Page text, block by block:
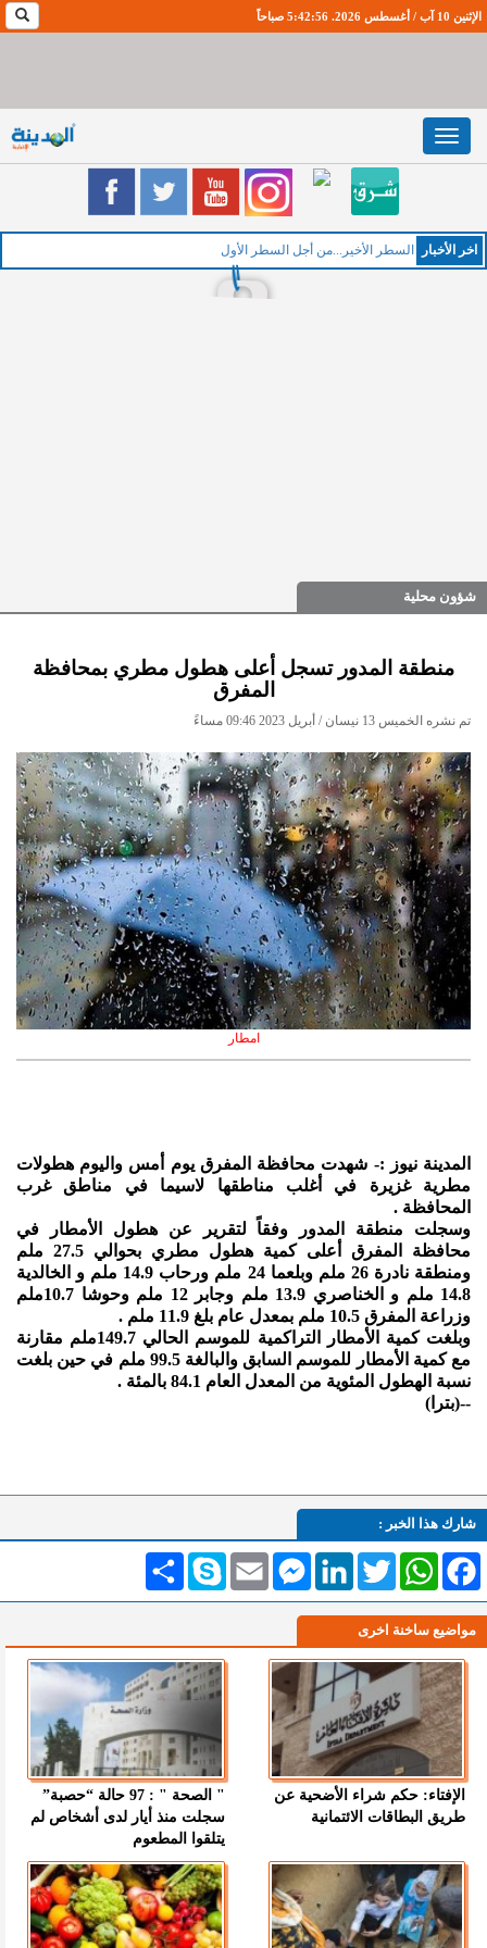
الإثنين 10 آب / أغسطس 2026. 5:42:57 صباحاً
Toggle
navigation
اخر اﻷخبار السطر الأخير...من أجل السطر الأول
شؤون محلية
منطقة المدور تسجل أعلى هطول مطري بمحافظة
المفرق
تم نشره الخميس 13 نيسان / أبريل 2023 09:46 مساءً
امطار
المدينة نيوز :- شهدت محافظة المفرق يوم أمس واليوم هطولات
مطرية غزيرة في أغلب مناطقها لاسيما في مناطق غرب
المحافظة .
وسجلت منطقة المدور وفقاً لتقرير عن هطول الأمطار في
محافظة المفرق أعلى كمية هطول مطري بحوالي 27.5 ملم
ومنطقة نادرة 26 ملم وبلعما 24 ملم ورحاب 14.9 ملم و الخالدية
14.8 ملم و الخناصري 13.9 ملم وجابر 12 ملم وحوشا 10.7ملم
وزراعة المفرق 10.5 ملم بمعدل عام بلغ 11.9 ملم .
وبلغت كمية الأمطار التراكمية للموسم الحالي 149.7ملم مقارنة
مع كمية الأمطار للموسم السابق والبالغة 99.5 ملم في حين بلغت
نسبة الهطول المئوية من المعدل العام 84.1 بالمئة .
--(بترا)
شارك هذا الخبر :
انشر Skype Email
MessengerLinkedInTwitterWhatsAppFacebook
مواضيع ساخنة اخرى
الإفتاء: حكم شراء الأضحية عن
طريق البطاقات الائتمانية
" الصحة " : 97 حالة “حصبة”
سجلت منذ أيار لدى أشخاص لم
يتلقوا المطعوم